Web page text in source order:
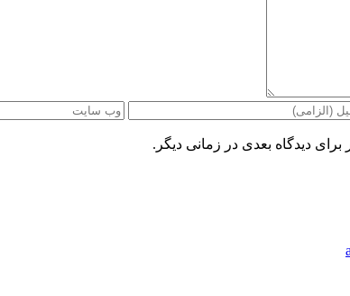
دیدگاه بعدی در زمانی دیگر.